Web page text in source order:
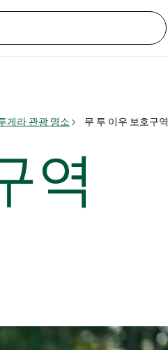
게라 관광 명소 무 투 이우 보호구역
역